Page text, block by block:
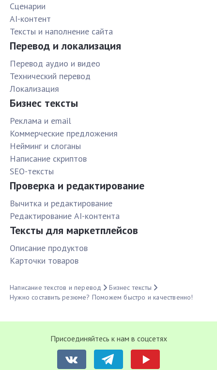
Сценарии
AI-контент
Тексты и наполнение сайта
Перевод и локализация
Перевод аудио и видео
Технический перевод
Локализация
Бизнес тексты
Реклама и email
Коммерческие предложения
Нейминг и слоганы
Написание скриптов
SEO-тексты
Проверка и редактирование
Вычитка и редактирование
Редактирование AI-контента
Тексты для маркетплейсов
Описание продуктов
Карточки товаров
Написание текстов и перевод
Бизнес тексты
Нужно составить резюме? Поможем быстро и качественно!
Присоединяйтесь к нам в соцсетях